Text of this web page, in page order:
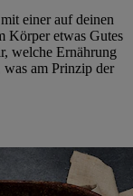
einer auf deinen
Körper etwas Gutes
welche Ernährung
am Prinzip der